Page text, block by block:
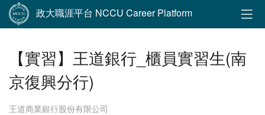
政大職涯平台 NCCU Career Platform
【實習】王道銀行_櫃員實習生(南
京復興分行)
王道商業銀行股份有限公司